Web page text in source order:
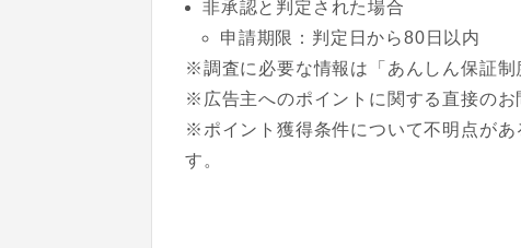
非承認と判定された場合
申請期限：判定日から80日以内
※調査に必要な情報は「あんしん保証制
※広告主へのポイントに関する直接のお
※ポイント獲得条件について不明点があ
す。